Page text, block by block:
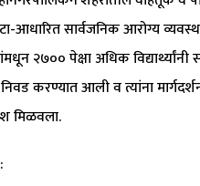
आधारित सार्वजनिक आरोग्य
२७०० पेक्षा अधिक
करण्यात आली व त्यांना
मिळवला.